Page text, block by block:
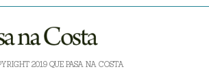
2019 QUE PASA NA COSTA